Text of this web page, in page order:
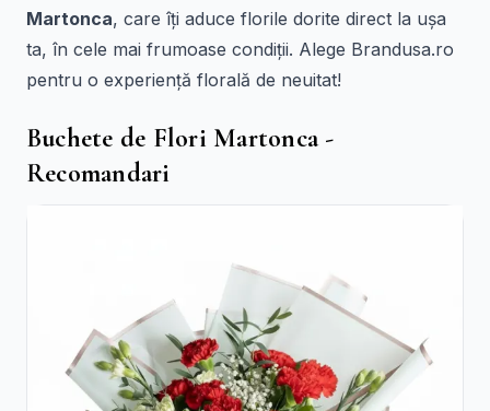
Martonca, care îți aduce florile dorite direct la ușa
ta, în cele mai frumoase condiții. Alege Brandusa.ro
pentru o experiență florală de neuitat!
Buchete de Flori Martonca -
Recomandari